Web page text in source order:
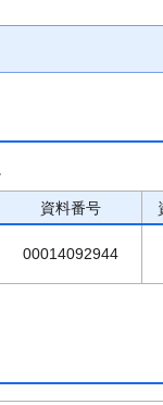
資料番号
00014092944